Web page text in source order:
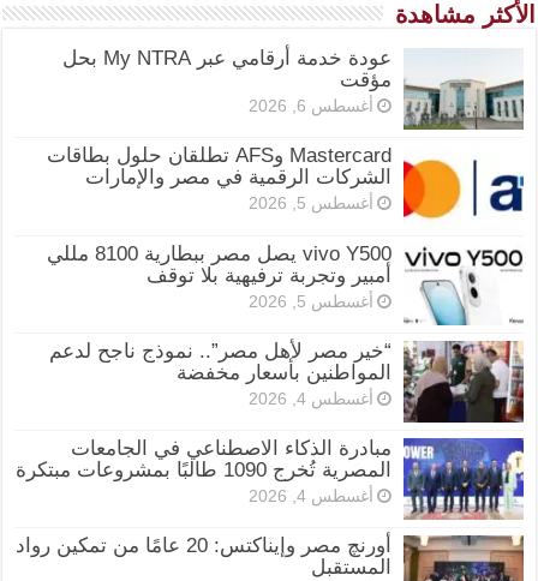
الأكثر مشاهدة
عودة خدمة أرقامي عبر My NTRA بحل
مؤقت
أغسطس 6, 2026
Mastercard وAFS تطلقان حلول بطاقات
الشركات الرقمية في مصر والإمارات
أغسطس 5, 2026
vivo Y500 يصل مصر ببطارية 8100 مللي
أمبير وتجربة ترفيهية بلا توقف
أغسطس 5, 2026
“خير مصر لأهل مصر”.. نموذج ناجح لدعم
المواطنين بأسعار مخفضة
أغسطس 4, 2026
مبادرة الذكاء الاصطناعي في الجامعات
المصرية تُخرج 1090 طالبًا بمشروعات مبتكرة
أغسطس 4, 2026
أورنچ مصر وإيناكتس: 20 عامًا من تمكين رواد
المستقبل